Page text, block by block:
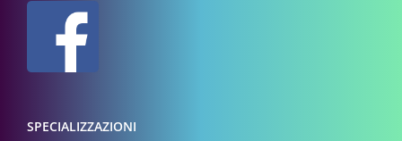
SPECIALIZZAZIONI